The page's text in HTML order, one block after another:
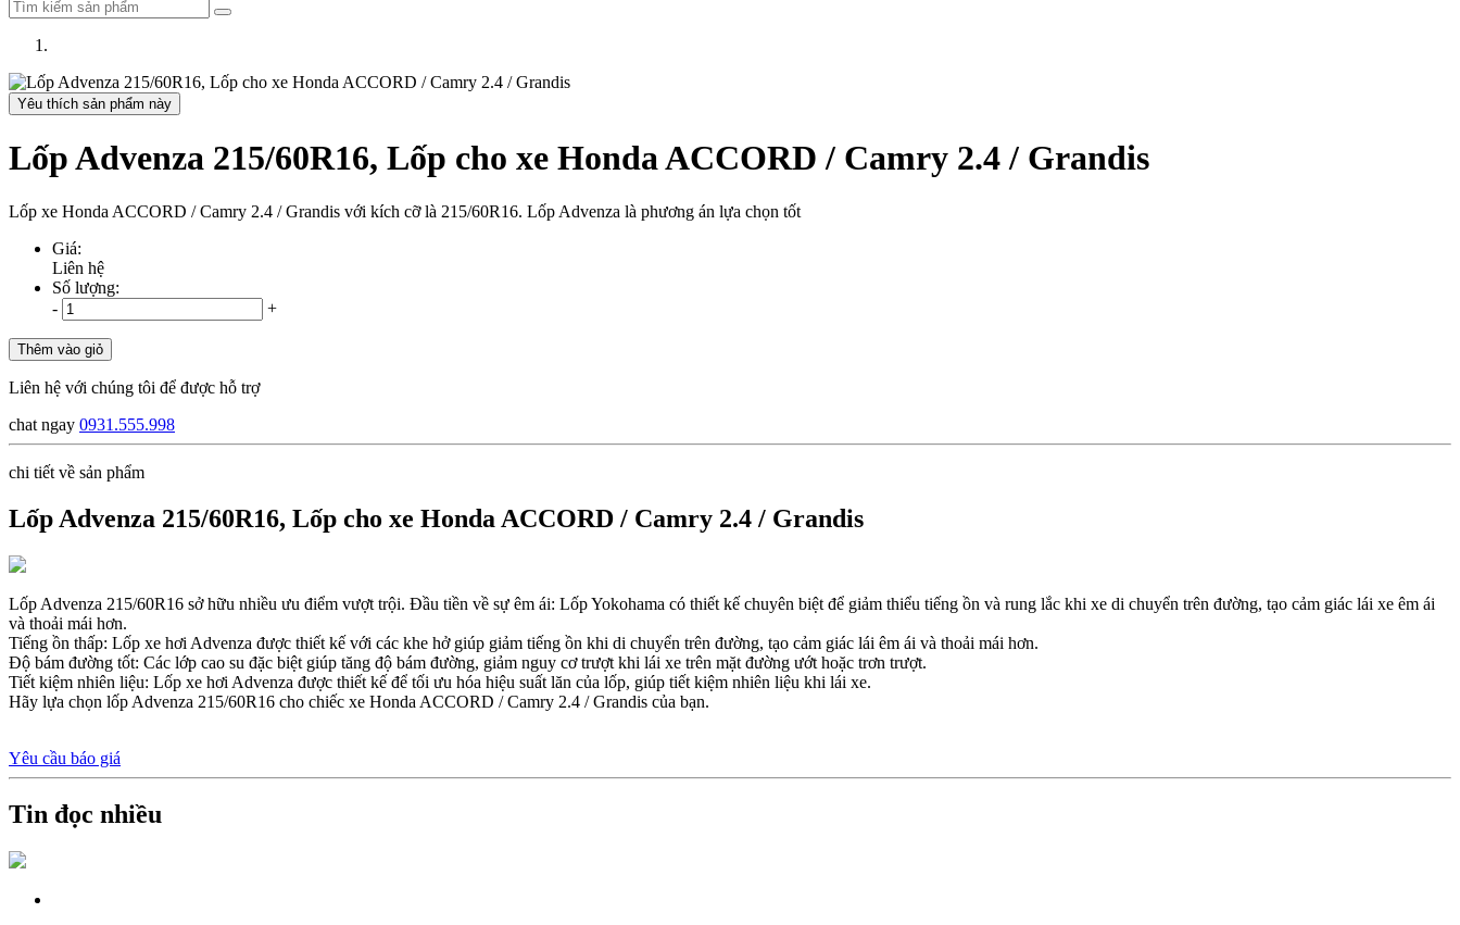
Yêu thích sản phẩm này
Lốp Advenza 215/60R16, Lốp cho xe Honda ACCORD / Camry 2.4 / Grandis
Lốp xe Honda ACCORD / Camry 2.4 / Grandis với kích cỡ là 215/60R16. Lốp Advenza là phương án lựa chọn tốt
Giá:
Liên hệ
Số lượng:
-
+
Thêm vào giỏ
Liên hệ với chúng tôi để được hỗ trợ
chat ngay 0931.555.998
chi tiết về sản phẩm
Lốp Advenza 215/60R16, Lốp cho xe Honda ACCORD / Camry 2.4 / Grandis
Lốp Advenza 215/60R16 sở hữu nhiều ưu điểm vượt trội. Đầu tiền về sự êm ái: Lốp Yokohama có thiết kế chuyên biệt để giảm thiểu tiếng ồn và rung lắc khi xe di chuyển trên đường, tạo cảm giác lái xe êm ái
và thoải mái hơn.
Tiếng ồn thấp: Lốp xe hơi Advenza được thiết kế với các khe hở giúp giảm tiếng ồn khi di chuyển trên đường, tạo cảm giác lái êm ái và thoải mái hơn.
Độ bám đường tốt: Các lớp cao su đặc biệt giúp tăng độ bám đường, giảm nguy cơ trượt khi lái xe trên mặt đường ướt hoặc trơn trượt.
Tiết kiệm nhiên liệu: Lốp xe hơi Advenza được thiết kế để tối ưu hóa hiệu suất lăn của lốp, giúp tiết kiệm nhiên liệu khi lái xe.
Hãy lựa chọn lốp Advenza 215/60R16 cho chiếc xe Honda ACCORD / Camry 2.4 / Grandis của bạn.
Yêu cầu báo giá
Tin đọc nhiều